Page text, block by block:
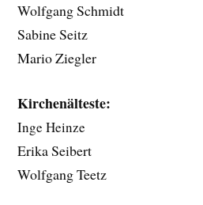
Wolfgang Schmidt
Sabine Seitz
Mario Ziegler
Kirchenälteste:
Inge Heinze
Erika Seibert
Wolfgang Teetz